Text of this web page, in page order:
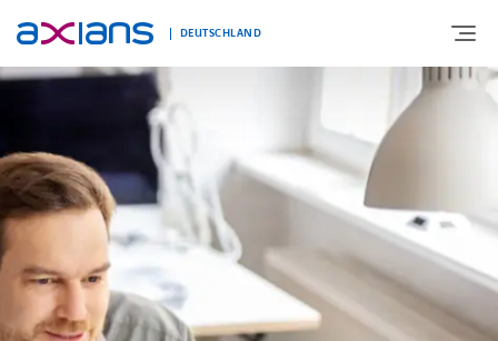
DEUTSCHLAND
ÜBER UNS
PORTFOLIO
PRODUKTE